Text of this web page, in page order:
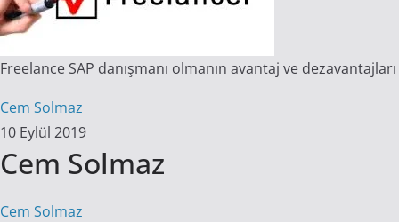
Freelance SAP danışmanı olmanın avantaj ve dezavantajları
Cem Solmaz
10 Eylül 2019
Cem Solmaz
Cem Solmaz